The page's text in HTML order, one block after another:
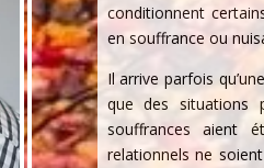
conditionnent
en souffrance ou
Il arrive parfois
que des situations
souffrances aient
relationnels ne